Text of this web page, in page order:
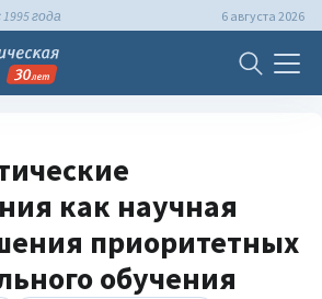
года 6 августа 2026
как научная
приоритетных
обучения